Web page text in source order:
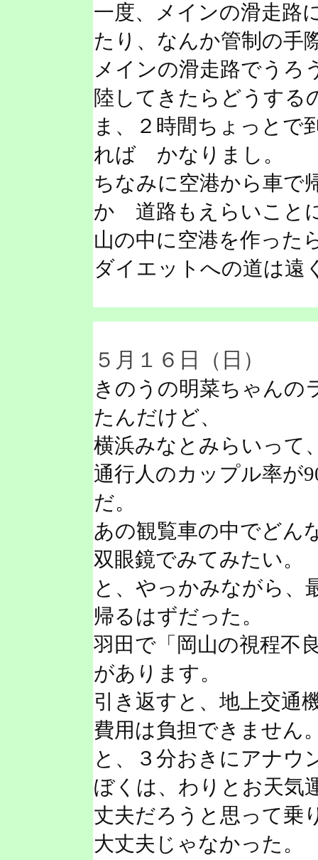
一度、メインの滑走路
たり、なんか管制の手
メインの滑走路でう
陸してきたらどうする
ま、２時間ちょっと
れば かなりまし。
ちなみに空港から車で
か 道路もえらいこと
山の中に空港を作った
ダイエットへの道は遠
５月１６日（日）
きのうの明菜ちゃんの
たんだけど、
横浜みなとみらいって
通行人のカップル率が
だ。
あの観覧車の中でどん
双眼鏡でみてみたい。
と、やっかみながら、
帰るはずだった。
羽田で「岡山の視程不
があります。
引き返すと、地上交通
費用は負担できません
と、３分おきにアナウ
ぼくは、わりとお天気
丈夫だろうと思って乗
大丈夫じゃなかった。